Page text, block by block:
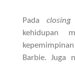
Pada
kehidupan
Barbie. Juga